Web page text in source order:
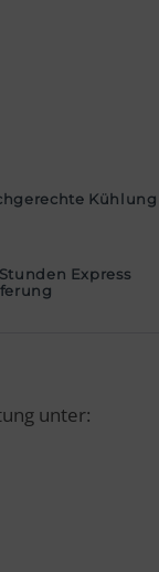
Kühlung
Express
unter: